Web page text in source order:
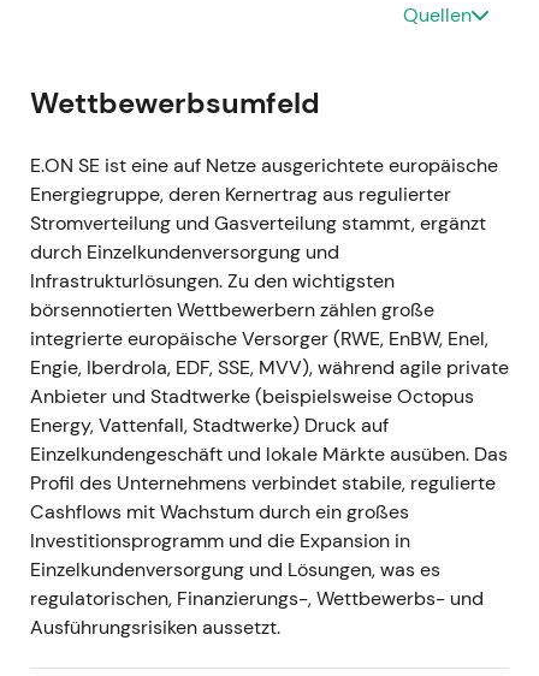
2023 — Operatives Übertreffen der Erwartungen
-Ereignis:E.ON übertraf die operativen
Erwartungen für 2023 und signalisierte öffentlich
eine deutliche Ausweitung des Investitionsrahmens
– erstmals wurde ein erhöhtes mehrjähriges
Investitionsvolumen von rund 42 Mrd. € bis 2028
kommuniziert[4] . -Einordnung:Die Kombination
aus Ergebnisübertreffen und höherem Capex
zementierte das Marktbild von E.ON als
Wachstumsunternehmen über RAB-Expansion –
kein reiner Renditetitel mehr; Anleger honorierten
die klarere Verbindung zwischen Investitionen und
Ergebniswachstum[4]. - Charttechnik:Erholung
und Ausbruch aus dem vorangegangenen
Kursbereich, da verbesserte Sichtbarkeit bei Capex
und Ergebniswachstum das Ausführungsrisiko
reduzierte.
---
Quellen
Wettbewerbsumfeld
E.ON SE ist eine auf Netze ausgerichtete europäische
Energiegruppe, deren Kernertrag aus regulierter
Stromverteilung und Gasverteilung stammt, ergänzt
durch Einzelkundenversorgung und
Infrastrukturlösungen. Zu den wichtigsten
börsennotierten Wettbewerbern zählen große
integrierte europäische Versorger (RWE, EnBW, Enel,
Engie, Iberdrola, EDF, SSE, MVV), während agile private
Anbieter und Stadtwerke (beispielsweise Octopus
Energy, Vattenfall, Stadtwerke) Druck auf
Einzelkundengeschäft und lokale Märkte ausüben. Das
Profil des Unternehmens verbindet stabile, regulierte
Cashflows mit Wachstum durch ein großes
Investitionsprogramm und die Expansion in
Einzelkundenversorgung und Lösungen, was es
regulatorischen, Finanzierungs-, Wettbewerbs- und
Ausführungsrisiken aussetzt.